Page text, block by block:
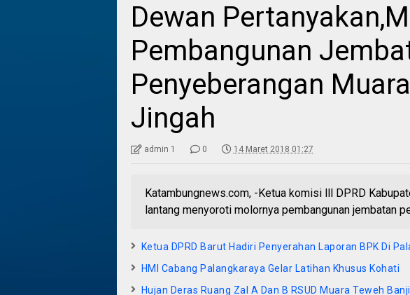
Dewan
Pembangunan
Penyeberangan
Jingah
admin 1 0 14 Maret 2018 01:27
Katambungnews.com, -Ketua komisi lll DPRD
lantang menyoroti molornya pembangunan jembatan
Ketua DPRD Barut Hadiri Penyerahan Laporan BPK Di
HMI Cabang Palangkaraya Gelar Latihan Khusus Kohati
Hujan Deras Ruang Zal A Dan B RSUD Muara Teweh